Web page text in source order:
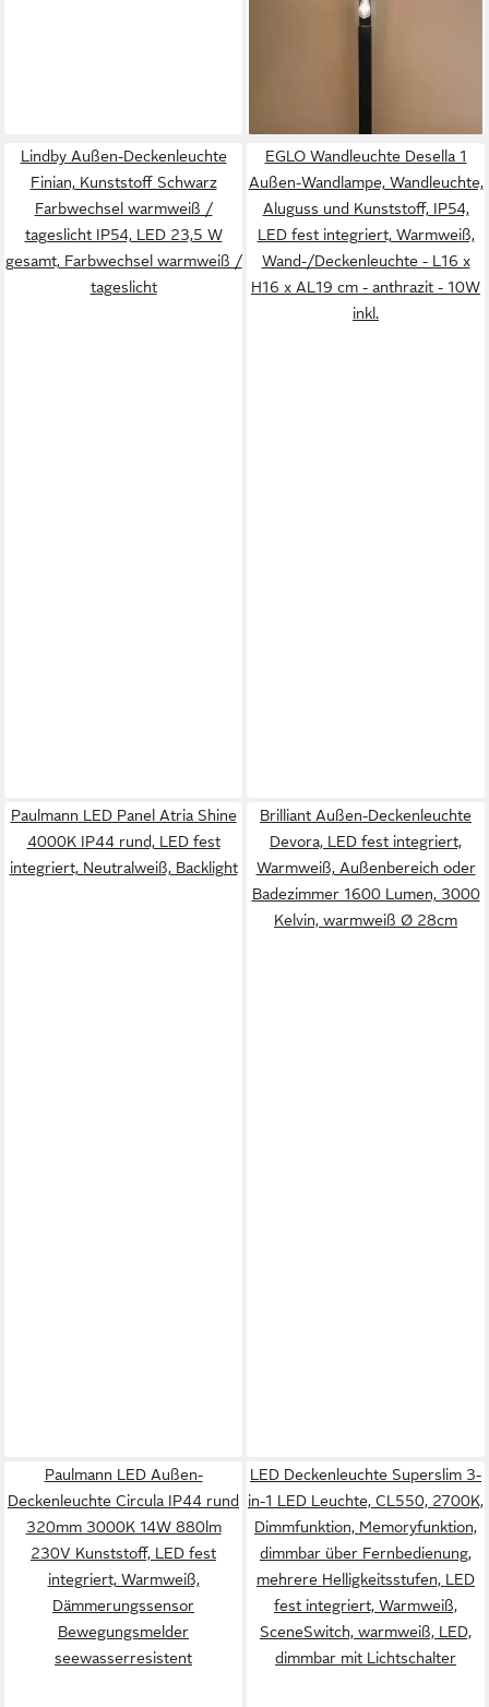
Solar Standleuchte Viola
integriert, warmweiß
Lindby Außen-Deckenleuchte
Finian, Kunststoff Schwarz
Farbwechsel warmweiß /
tageslicht IP54, LED 23,5 W
gesamt, Farbwechsel warmweiß /
tageslicht
EGLO Wandleuchte Desella 1
Außen-Wandlampe, Wandleuchte,
Aluguss und Kunststoff, IP54,
LED fest integriert, Warmweiß,
Wand-/Deckenleuchte - L16 x
H16 x AL19 cm - anthrazit - 10W
inkl.
Paulmann LED Panel Atria Shine
4000K IP44 rund, LED fest
integriert, Neutralweiß, Backlight
Brilliant Außen-Deckenleuchte
Devora, LED fest integriert,
Warmweiß, Außenbereich oder
Badezimmer 1600 Lumen, 3000
Kelvin, warmweiß Ø 28cm
Paulmann LED Außen-
Deckenleuchte Circula IP44 rund
320mm 3000K 14W 880lm
230V Kunststoff, LED fest
integriert, Warmweiß,
Dämmerungssensor
Bewegungsmelder
seewasserresistent
LED Deckenleuchte Superslim 3-
in-1 LED Leuchte, CL550, 2700K,
Dimmfunktion, Memoryfunktion,
dimmbar über Fernbedienung,
mehrere Helligkeitsstufen, LED
fest integriert, Warmweiß,
SceneSwitch, warmweiß, LED,
dimmbar mit Lichtschalter